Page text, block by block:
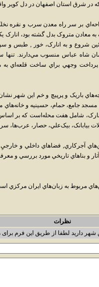
در شرق استان اصفهان در دل کوير
بر سر راه معدن سرب و نقره
معادن متروک بدل گشته بود،
شروع و به انارک، خور , طبس و
شاه عباس منسوب مي‌دارند. تنها
پرداخت وجهي براي ساخت قلعه‌اي
باريک و پرپيچ و خم اين شهر
مسجد جامع، حمام، حسينيه و
انارک، شامل هفت محله‌است که بر
بيک‌علي، حصار، عرب‌ها،
آجرکاري, فضاهاي داخلي و خارجيِ
و بناهاي تاريخي مورد بررسي و
مربوط به زبان‌هاي ايران مرکزي
نظرات
دارید لطفا از طریق این فرم برای